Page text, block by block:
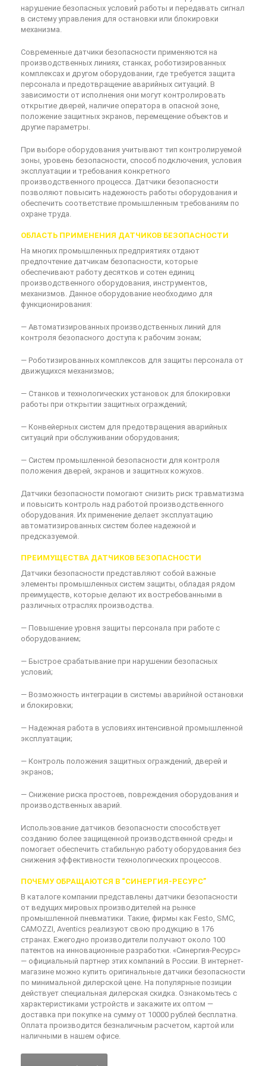
нарушение безопасных условий работы и передавать сигнал
в систему управления для остановки или блокировки
механизма.
Современные датчики безопасности применяются на
производственных линиях, станках, роботизированных
комплексах и другом оборудовании, где требуется защита
персонала и предотвращение аварийных ситуаций. В
зависимости от исполнения они могут контролировать
открытие дверей, наличие оператора в опасной зоне,
положение защитных экранов, перемещение объектов и
другие параметры.
При выборе оборудования учитывают тип контролируемой
зоны, уровень безопасности, способ подключения, условия
эксплуатации и требования конкретного
производственного процесса. Датчики безопасности
позволяют повысить надежность работы оборудования и
обеспечить соответствие промышленным требованиям по
охране труда.
ОБЛАСТЬ ПРИМЕНЕНИЯ ДАТЧИКОВ БЕЗОПАСНОСТИ
На многих промышленных предприятиях отдают
предпочтение датчикам безопасности, которые
обеспечивают работу десятков и сотен единиц
производственного оборудования, инструментов,
механизмов. Данное оборудование необходимо для
функционирования:
— Автоматизированных производственных линий для
контроля безопасного доступа к рабочим зонам;
— Роботизированных комплексов для защиты персонала от
движущихся механизмов;
— Станков и технологических установок для блокировки
работы при открытии защитных ограждений;
— Конвейерных систем для предотвращения аварийных
ситуаций при обслуживании оборудования;
— Систем промышленной безопасности для контроля
положения дверей, экранов и защитных кожухов.
Датчики безопасности помогают снизить риск травматизма
и повысить контроль над работой производственного
оборудования. Их применение делает эксплуатацию
автоматизированных систем более надежной и
предсказуемой.
ПРЕИМУЩЕСТВА ДАТЧИКОВ БЕЗОПАСНОСТИ
Датчики безопасности представляют собой важные
элементы промышленных систем защиты, обладая рядом
преимуществ, которые делают их востребованными в
различных отраслях производства.
— Повышение уровня защиты персонала при работе с
оборудованием;
— Быстрое срабатывание при нарушении безопасных
условий;
— Возможность интеграции в системы аварийной остановки
и блокировки;
— Надежная работа в условиях интенсивной промышленной
эксплуатации;
— Контроль положения защитных ограждений, дверей и
экранов;
— Снижение риска простоев, повреждения оборудования и
производственных аварий.
Использование датчиков безопасности способствует
созданию более защищенной производственной среды и
помогает обеспечить стабильную работу оборудования без
снижения эффективности технологических процессов.
ПОЧЕМУ ОБРАЩАЮТСЯ В “СИНЕРГИЯ-РЕСУРС”
В каталоге компании представлены датчики безопасности
от ведущих мировых производителей на рынке
промышленной пневматики. Такие, фирмы как Festo, SMC,
CAMOZZI, Aventics реализуют свою продукцию в 176
странах. Ежегодно производители получают около 100
патентов на инновационные разработки. «Синергия-Ресурс»
— официальный партнер этих компаний в России. В интернет-
магазине можно купить оригинальные датчики безопасности
по минимальной дилерской цене. На популярные позиции
действует специальная дилерская скидка. Ознакомьтесь с
характеристиками устройств и закажите их оптом —
доставка при покупке на сумму от 10000 рублей бесплатна.
Оплата производится безналичным расчетом, картой или
наличными в нашем офисе.